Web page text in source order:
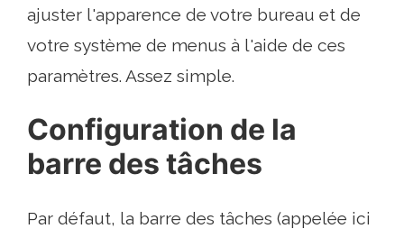
ajuster l'apparence de votre bureau et de
votre système de menus à l'aide de ces
paramètres. Assez simple.
Configuration de la
barre des tâches
Par défaut, la barre des tâches (appelée ici